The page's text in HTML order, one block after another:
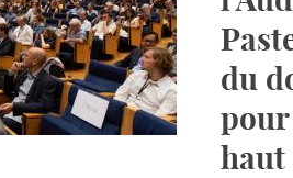
du
haut